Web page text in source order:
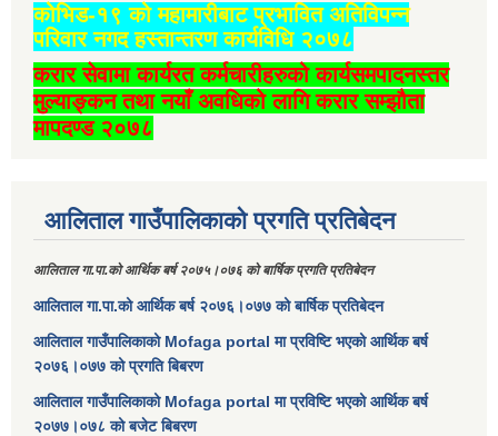
कोभिड-१९ को महामारीबाट प्रभावित अतिविपन्न
परिवार नगद हस्तान्तरण कार्यविधि २०७८
करार सेवामा कार्यरत कर्मचारीहरुको कार्यसमपादनस्तर
मुल्याङ्कन तथा नयाँ अवधिको लागि करार सम्झौता
मापदण्ड २०७८
आलिताल गाउँपालिकाको प्रगति प्रतिबेदन
आलिताल गा.पा.को आर्थिक बर्ष २०७५।०७६ को बार्षिक प्रगति प्रतिबेदन
आलिताल गा.पा.को आर्थिक बर्ष २०७६।०७७ को बार्षिक प्रतिबेदन
आलिताल गाउँपालिकाको Mofaga portal मा प्रविष्टि भएको आर्थिक बर्ष
२०७६।०७७ को प्रगति बिबरण
आलिताल गाउँपालिकाको Mofaga portal मा प्रविष्टि भएको आर्थिक बर्ष
२०७७।०७८ को बजेट बिबरण